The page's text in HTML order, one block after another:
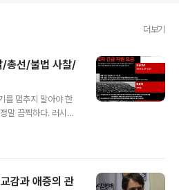
더보기
/총선/불법 사찰/
를 멈추지 말아야 한
말 끔찍하다. 러시아
푸틴이 지난 10년
테러범들을 공개적
감과 애증의 관